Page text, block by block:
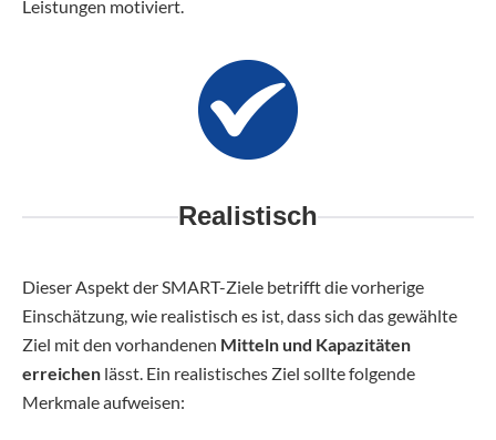
Leistungen motiviert.
Realistisch
Dieser Aspekt der SMART-Ziele betrifft die vorherige
Einschätzung, wie realistisch es ist, dass sich das gewählte
Ziel mit den vorhandenen Mitteln und Kapazitäten
erreichen lässt. Ein realistisches Ziel sollte folgende
Merkmale aufweisen: